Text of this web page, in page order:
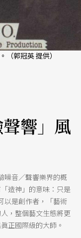
（郭冠英 提供）
響」風
噪音／聲響樂界的概
造神」的意味：只是
以是創作者，「藝術
，整個藝文生態將更
正國際級的大師。